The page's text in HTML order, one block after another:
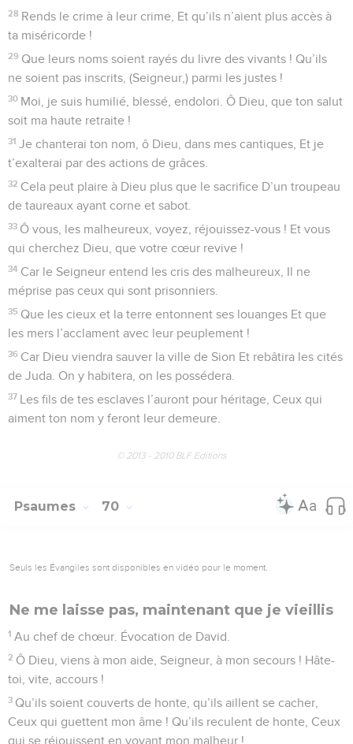
28 Rends le crime à leur crime, Et qu’ils n’aient plus accès à
ta miséricorde !
29 Que leurs noms soient rayés du livre des vivants ! Qu’ils
ne soient pas inscrits, (Seigneur,) parmi les justes !
30 Moi, je suis humilié, blessé, endolori. Ô Dieu, que ton salut
soit ma haute retraite !
31 Je chanterai ton nom, ô Dieu, dans mes cantiques, Et je
t’exalterai par des actions de grâces.
32 Cela peut plaire à Dieu plus que le sacrifice D’un troupeau
de taureaux ayant corne et sabot.
33 Ô vous, les malheureux, voyez, réjouissez-vous ! Et vous
qui cherchez Dieu, que votre cœur revive !
34 Car le Seigneur entend les cris des malheureux, Il ne
méprise pas ceux qui sont prisonniers.
35 Que les cieux et la terre entonnent ses louanges Et que
les mers l’acclament avec leur peuplement !
36 Car Dieu viendra sauver la ville de Sion Et rebâtira les cités
de Juda. On y habitera, on les possédera.
37 Les fils de tes esclaves l’auront pour héritage, Ceux qui
aiment ton nom y feront leur demeure.
© 2013 - 2010 BLF Editions
Psaumes 70
Seuls les Évangiles sont disponibles en vidéo pour le moment.
Ne me laisse pas, maintenant que je vieillis
1 Au chef de chœur. Évocation de David.
2 Ô Dieu, viens à mon aide, Seigneur, à mon secours ! Hâte-
toi, vite, accours !
3 Qu’ils soient couverts de honte, qu’ils aillent se cacher,
Ceux qui guettent mon âme ! Qu’ils reculent de honte, Ceux
qui se réjouissent en voyant mon malheur !